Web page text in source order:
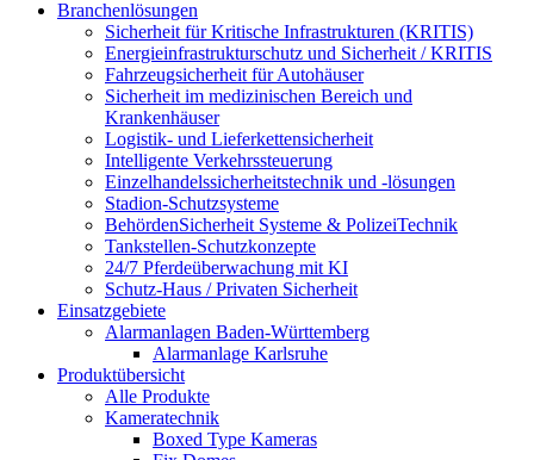
Branchenlösungen
Sicherheit für Kritische Infrastrukturen (KRITIS)
Energieinfrastrukturschutz und Sicherheit / KRITIS
Fahrzeugsicherheit für Autohäuser
Sicherheit im medizinischen Bereich und
Krankenhäuser
Logistik- und Lieferkettensicherheit
Intelligente Verkehrssteuerung
Einzelhandelssicherheitstechnik und -lösungen
Stadion-Schutzsysteme
BehördenSicherheit Systeme & PolizeiTechnik
Tankstellen-Schutzkonzepte​
24/7 Pferdeüberwachung mit KI
Schutz-Haus / Privaten Sicherheit
Einsatzgebiete
Alarmanlagen Baden-Württemberg
Alarmanlage Karlsruhe
Produktübersicht
Alle Produkte
Kameratechnik
Boxed Type Kameras